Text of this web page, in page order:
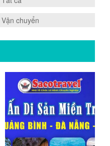
0.0
Vận chuyển